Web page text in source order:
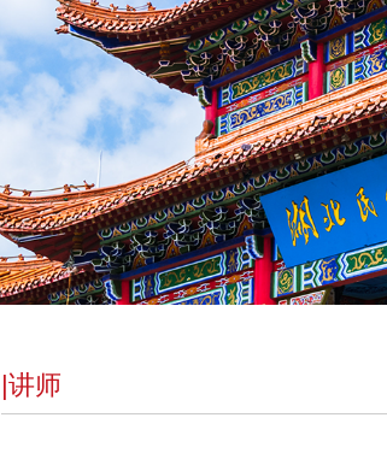
|讲师